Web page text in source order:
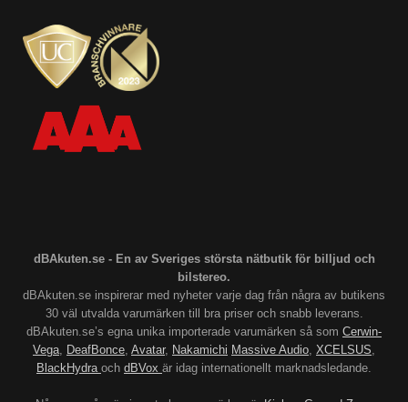
dBAkuten.se - En av Sveriges största nätbutik för billjud och
bilstereo.
dBAkuten.se inspirerar med nyheter varje dag från några av butikens
30 väl utvalda varumärken till bra priser och snabb leverans.
dBAkuten.se’s egna unika importerade varumärken så som Cerwin-
Vega, DeafBonce, Avatar, Nakamichi Massive Audio, XCELSUS,
BlackHydra och dBVox är idag internationellt marknadsledande.